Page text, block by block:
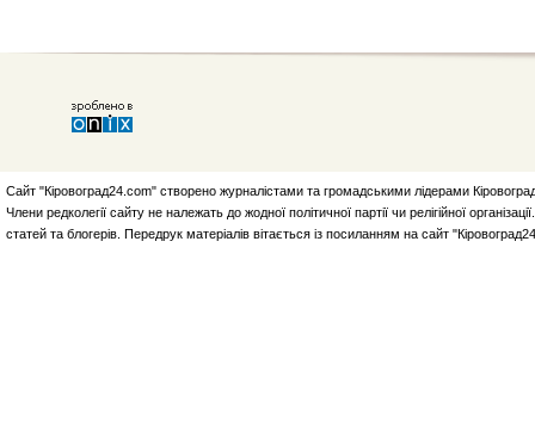
Сайт "Кіровоград24.com" створено журналістами та громадськими лідерами
Члени редколегії сайту не належать до жодної політичної партії чи релігійної
статей та блогерів. Передрук матеріалів вітається із посиланням на сайт